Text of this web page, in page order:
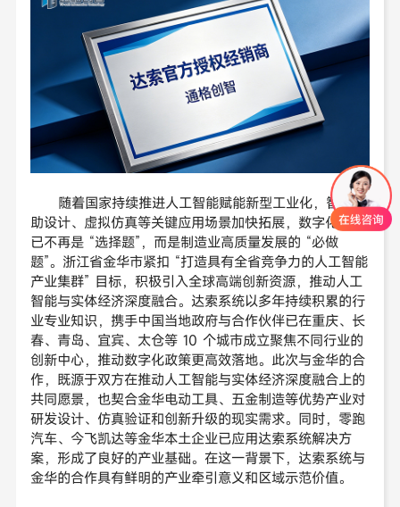
随着国家持续推进人工智能赋能新型工业化，智能辅
助设计、虚拟仿真等关键应用场景加快拓展，数字化转型
已不再是 “选择题”，而是制造业高质量发展的 “必做
题”。浙江省金华市紧扣 “打造具有全省竞争力的人工智能
产业集群” 目标，积极引入全球高端创新资源，推动人工
智能与实体经济深度融合。达索系统以多年持续积累的行
业专业知识，携手中国当地政府与合作伙伴已在重庆、长
春、青岛、宜宾、太仓等 10 个城市成立聚焦不同行业的
创新中心，推动数字化政策更高效落地。此次与金华的合
作，既源于双方在推动人工智能与实体经济深度融合上的
共同愿景，也契合金华电动工具、五金制造等优势产业对
研发设计、仿真验证和创新升级的现实需求。同时，零跑
汽车、今飞凯达等金华本土企业已应用达索系统解决方
案，形成了良好的产业基础。在这一背景下，达索系统与
金华的合作具有鲜明的产业牵引意义和区域示范价值。